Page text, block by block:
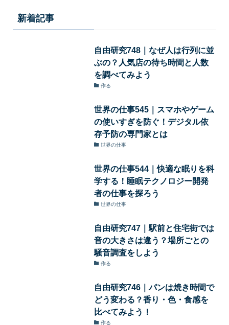
新着記事
自由研究748｜なぜ人は行列に並
ぶの？人気店の待ち時間と人数
を調べてみよう
作る
世界の仕事545｜スマホやゲーム
の使いすぎを防ぐ！デジタル依
存予防の専門家とは
世界の仕事
世界の仕事544｜快適な眠りを科
学する！睡眠テクノロジー開発
者の仕事を探ろう
世界の仕事
自由研究747｜駅前と住宅街では
音の大きさは違う？場所ごとの
騒音調査をしよう
作る
自由研究746｜パンは焼き時間で
どう変わる？香り・色・食感を
比べてみよう！
作る